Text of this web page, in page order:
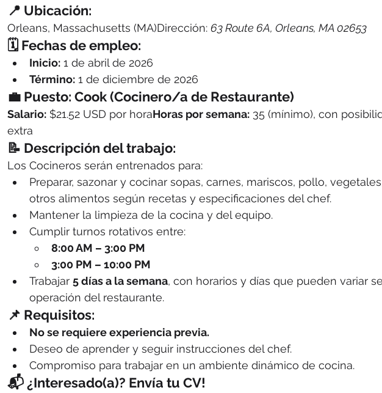
📍 Ubicación:
Orleans, Massachusetts (MA)Dirección: 63 Route 6A, Orleans, MA 02653
🗓 Fechas de empleo:
Inicio: 1 de abril de 2026
Término: 1 de diciembre de 2026
💼 Puesto: Cook (Cocinero/a de Restaurante)
Salario: $21.52 USD por horaHoras por semana: 35 (mínimo), con
extra
📝 Descripción del trabajo:
Los Cocineros serán entrenados para:
Preparar, sazonar y cocinar sopas, carnes, mariscos, pollo,
otros alimentos según recetas y especificaciones del chef.
Mantener la limpieza de la cocina y del equipo.
Cumplir turnos rotativos entre:
8:00 AM – 3:00 PM
3:00 PM – 10:00 PM
Trabajar 5 días a la semana, con horarios y días que pueden variar
operación del restaurante.
📌 Requisitos:
No se requiere experiencia previa.
Deseo de aprender y seguir instrucciones del chef.
Compromiso para trabajar en un ambiente dinámico de cocina.
📬 ¿Interesado(a)? Envía tu CV!